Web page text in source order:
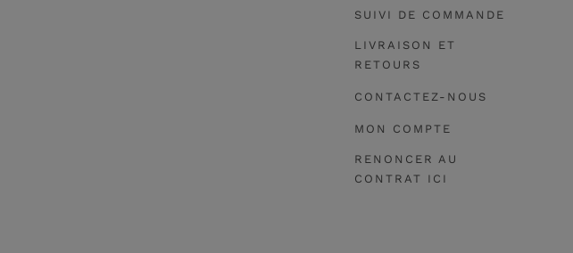
SUIVI DE COMMANDE
LIVRAISON ET
RETOURS
CONTACTEZ-NOUS
MON COMPTE
RENONCER AU
CONTRAT ICI